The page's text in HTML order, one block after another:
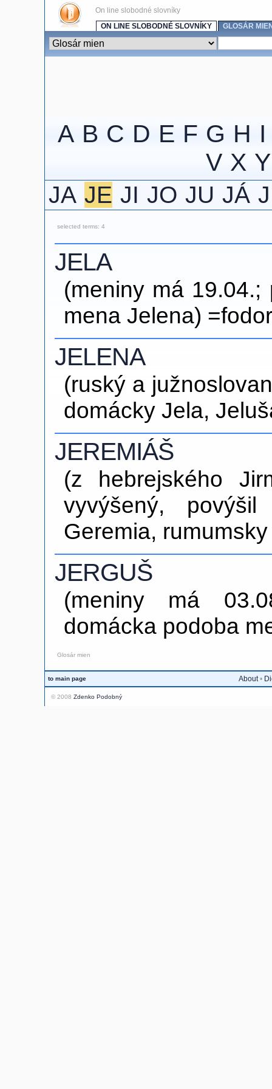
On line slobodné slovníky
ON LINE SLOBODNÉ SLOVNÍKY
GLOSÁR
A B C D E F G H I
V X Y
JA JE JI JO JU JÁ
selected terms: 4
JELA
(meniny má
mena Jelena)
JELENA
(ruský a
domácky Jela,
JEREMIÁŠ
(z hebrejského
vyvýšený,
Geremia,
JERGUŠ
(meniny má
domácka podoba
Glosár mien
to main page About•
© 2008 Zdenko Podobný